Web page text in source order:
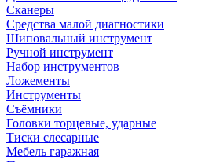
Сканеры
Средства малой диагностики
Шиповальный инструмент
Ручной инструмент
Набор инструментов
Ложементы
Инструменты
Съёмники
Головки торцевые, ударные
Тиски слесарные
Мебель гаражная